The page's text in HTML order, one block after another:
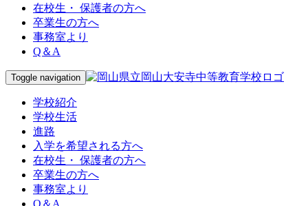
在校生・ 保護者の方へ
卒業生の方へ
事務室より
Q＆A
Toggle navigation
学校紹介
学校生活
進路
入学を希望される方へ
在校生・ 保護者の方へ
卒業生の方へ
事務室より
Q＆A